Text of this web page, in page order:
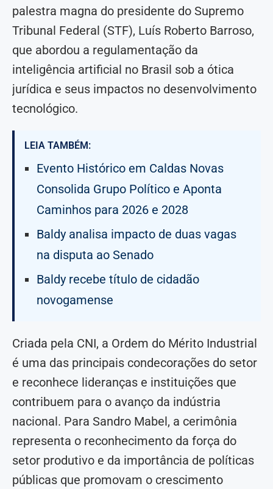
palestra magna do presidente do Supremo
Tribunal Federal (STF), Luís Roberto Barroso,
que abordou a regulamentação da
inteligência artificial no Brasil sob a ótica
jurídica e seus impactos no desenvolvimento
tecnológico.
LEIA TAMBÉM:
Evento Histórico em Caldas Novas
Consolida Grupo Político e Aponta
Caminhos para 2026 e 2028
Baldy analisa impacto de duas vagas
na disputa ao Senado
Baldy recebe título de cidadão
novogamense
Criada pela CNI, a Ordem do Mérito Industrial
é uma das principais condecorações do setor
e reconhece lideranças e instituições que
contribuem para o avanço da indústria
nacional. Para Sandro Mabel, a cerimônia
representa o reconhecimento da força do
setor produtivo e da importância de políticas
públicas que promovam o crescimento